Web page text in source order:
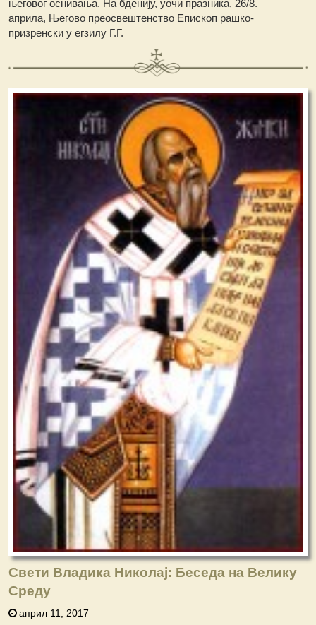
његовог оснивања. На бденију, уочи празника, 26/8.
априла, Његово преосвештенство Епископ рашко-
призренски у егзилу Г.Г.
Свети Владика Николај: Беседа на Велику
Среду
април 11, 2017